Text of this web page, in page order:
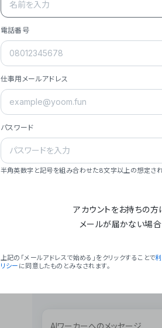
メール対応、請求書
- **実績**: 国内利用
- **強み**: すべての
- **ミッション**: 「
- **ビジョン**: 「
### 会社概要
電話番号
仕事用メールアドレス
パスワード
半角英数字と記号を組み合わせた8文字以上の想定され
アカウントをお持ちの方
メールが届かない場
上記の「メールアドレスで始める」をクリックすることで
リシー に同意したものとみなされます。